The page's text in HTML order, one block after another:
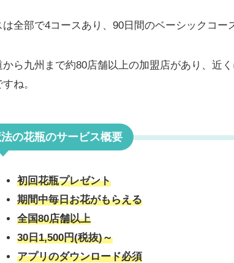
は全部で4コースあり、90日間のベーシックコー
から九州まで約80店舗以上の加盟店があり、近
ね。
の花瓶のサービス概要
初回花瓶プレゼント
期間中毎日お花がもらえる
全国80店舗以上
30日1,500円(税抜)～
アプリのダウンロード必須